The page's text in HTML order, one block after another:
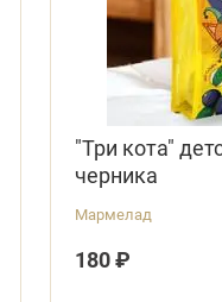
"Три кота"
черника
Мармелад
180 ₽